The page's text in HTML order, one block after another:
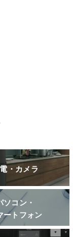
・カメラ
ソコン・
ートフォン